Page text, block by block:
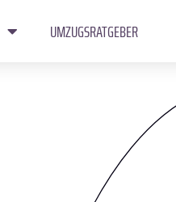
UMZUGSRATGEBER